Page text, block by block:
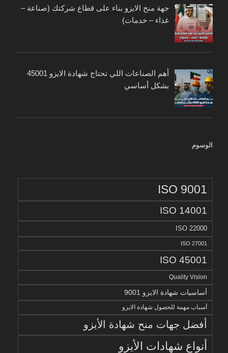
جهة منح الايزو بناء على قطاع شركتك (صناعة –
غذاء – خدمات)
أهم الصناعات اللي تحتاج شهادة الايزو 45001
بشكل أساسي
الوسوم
ISO 9001
ISO 14001
ISO 22000
ISO 27001
ISO 45001
Quality Vision
أساسيات شهادة الايزو 9001
أسباب مهمة للحصول شهادة الايزو
أفضل جهات منح شهادة الأيزو
أنواع شهادات الأيزو